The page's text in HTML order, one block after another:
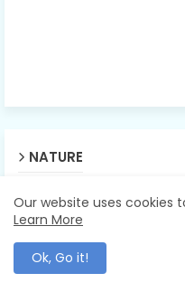
NATURE
Our website uses cookies
Learn More
Ok, Go it!